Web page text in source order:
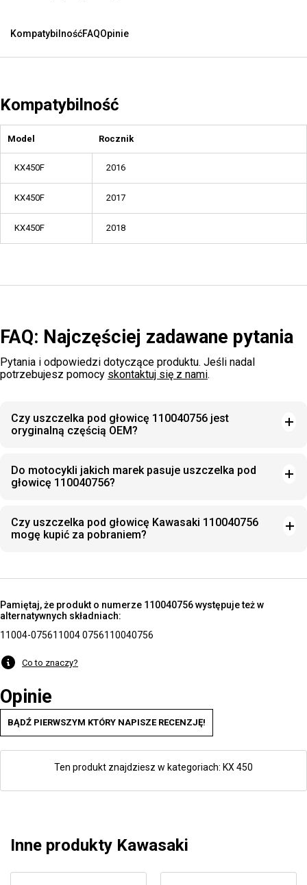
KompatybilnośćFAQOpinie
Kompatybilność
Model Rocznik
KX450F 2016
KX450F 2017
KX450F 2018
FAQ: Najczęściej zadawane pytania
Pytania i odpowiedzi dotyczące produktu. Jeśli nadal
potrzebujesz pomocy skontaktuj się z nami.
Czy uszczelka pod głowicę 110040756 jest
oryginalną częścią OEM?
Do motocykli jakich marek pasuje uszczelka pod
głowicę 110040756?
Czy uszczelka pod głowicę Kawasaki 110040756
mogę kupić za pobraniem?
Pamiętaj, że produkt o numerze 110040756 występuje też w
alternatywnych składniach:
11004-075611004 0756110040756
Co to znaczy?
Opinie
BĄDŹ PIERWSZYM KTÓRY NAPISZE RECENZJĘ!
Ten produkt znajdziesz w kategoriach: KX 450
Inne produkty Kawasaki